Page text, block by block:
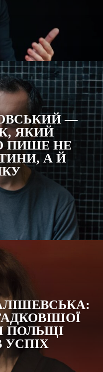
—
ЯКИЙ
ПИШЕ НЕ
А Й
ПОЛЬЩІ